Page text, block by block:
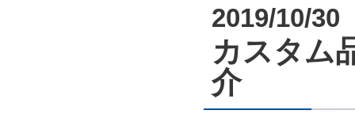
2019/10/30
カスタム
介